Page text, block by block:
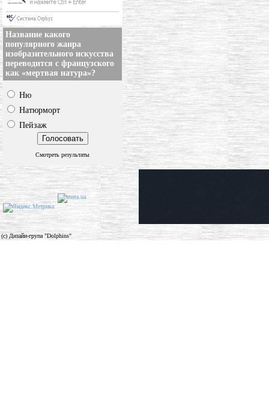
Название какого
популярного жанра
изобразительного искусства
переводится с французского
как «мертвая натура»?
Ню
Натюрморт
Пейзаж
Смотреть результаты
(c) Дизайн-група "Dolphins"